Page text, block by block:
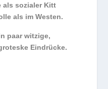
als sozialer Kitt
als im Westen.
paar witzige,
Eindrücke.